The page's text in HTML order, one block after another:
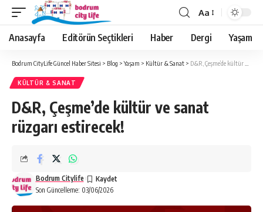
Aa
Anasayfa Editörün Seçtikleri Haber Dergi Yaşam
Bodrum CityLife Güncel Haber Sitesi > Blog >Yaşam > Kültür & Sanat > D&R, Çeşme’de kültür ve sanat rüzgarı estirecek!
KÜLTÜR & SANAT
D&R, Çeşme’de kültür ve sanat
rüzgarı estirecek!
Son Güncelleme: 03/06/2026
Bodrum Citylife